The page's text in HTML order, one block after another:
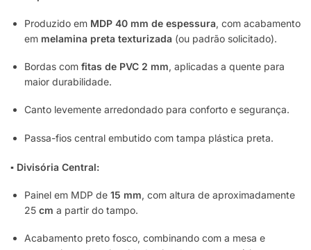
Produzido em MDP 40 mm de espessura, com acabamento
em melamina preta texturizada (ou padrão solicitado).
Bordas com fitas de PVC 2 mm, aplicadas a quente para
maior durabilidade.
Canto levemente arredondado para conforto e segurança.
Passa-fios central embutido com tampa plástica preta.
▪ Divisória Central:
Painel em MDP de 15 mm, com altura de aproximadamente
25 cm a partir do tampo.
Acabamento preto fosco, combinando com a mesa e